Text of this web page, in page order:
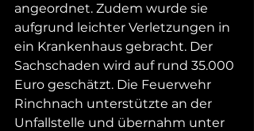
angeordnet. Zudem wurde sie
aufgrund leichter Verletzungen in
ein Krankenhaus gebracht. Der
Sachschaden wird auf rund 35.000
Euro geschätzt. Die Feuerwehr
Rinchnach unterstützte an der
Unfallstelle und übernahm unter